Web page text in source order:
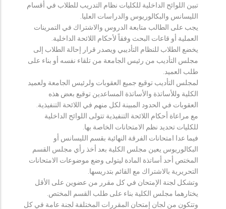
تبين اللوائح الداخلية للكليات نظام التدريب للطلاب في أقسام
الليسانس والبكالوريوس والدراسات العليا.
يجب على الطالب متابعة الدروس والاشتراك في التمرينات
العملية أو قاعات البحث وفقاً لأحكام اللائحة الداخلية.
يخضع الطلاب للنظام التأديبي ويصدر قرار إحالة الطلاب إلى
مجلس التأديب من رئيس الجامعة من تلقاء نفسه أو بناء على
طلب العميد.
لمجلس التأديب توقيع جميع العقوبات ولرئيس الجامعة ولعميد
الكلية وللأساتذة والأساتذة المساعدين توقيع بعض هذه
العقوبات في الحدود المبينة لكل منهم في اللائحة التنفيذية.
مع مراعاة أحكام اللائحة التنفيذية تتولى اللوائح الداخلية
للكليات تحديد نظم الامتحانات الخاصة بها.
فيما عدا امتحانات الفرقة النهائية بقسم الليسانس أو
البكالوريوس يعين مجلس الكلية بعد أخذ رأي مجلس القسم
المختص أحد أساتذة المادة ليتولى وضع موضوعات الامتحانات
التحريرية بالاشتراك مع القائم بتدريسها.
وتشكل لجنة الإمتحان في كل مقرر من عضوين على الأقل
يختارهما مجلس الكلية بناء على طلب القسم المختص.
وتتكون من لجان إمتحان المقررات المختلفة لجنة عامة في كل